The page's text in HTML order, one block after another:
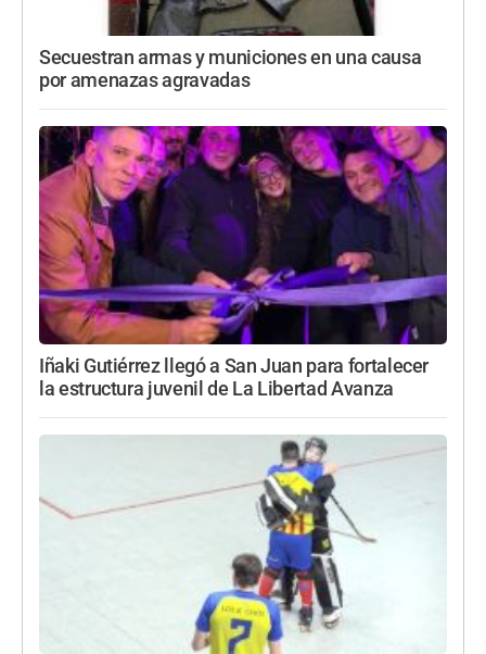
Secuestran armas y municiones en una causa
por amenazas agravadas
Iñaki Gutiérrez llegó a San Juan para fortalecer
la estructura juvenil de La Libertad Avanza